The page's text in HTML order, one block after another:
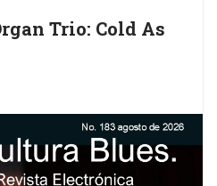
Trio: Cold As